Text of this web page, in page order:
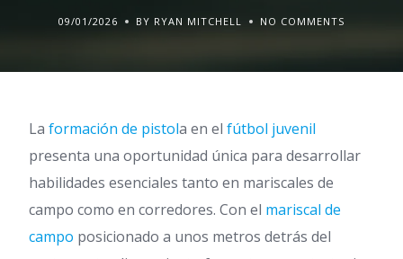
09/01/2026 BY RYAN MITCHELL NO COMMENTS
La formación de pistola en el fútbol juvenil
presenta una oportunidad única para desarrollar
habilidades esenciales tanto en mariscales de
campo como en corredores. Con el mariscal de
campo posicionado a unos metros detrás del